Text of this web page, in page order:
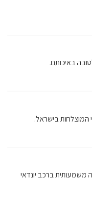
משמעותית ברכב יונדאי